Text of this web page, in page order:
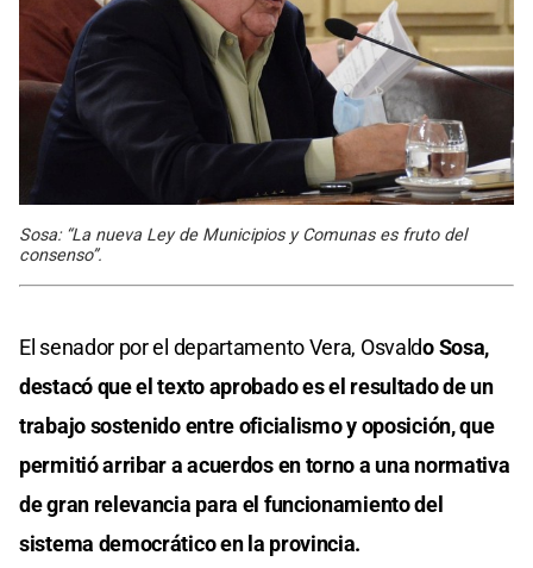
Sosa: “La nueva Ley de Municipios y Comunas es fruto del
consenso”.
El senador por el departamento Vera, Osvaldo Sosa,
destacó que el texto aprobado es el resultado de un
trabajo sostenido entre oficialismo y oposición, que
permitió arribar a acuerdos en torno a una normativa
de gran relevancia para el funcionamiento del
sistema democrático en la provincia.